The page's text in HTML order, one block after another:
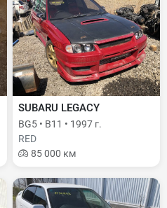
SUBARU LEGACY
BG5 • B11 • 1997 г.
RED
85 000 км